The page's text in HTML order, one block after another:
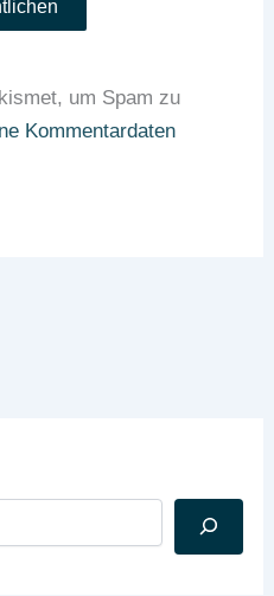
um Spam zu
Kommentardaten